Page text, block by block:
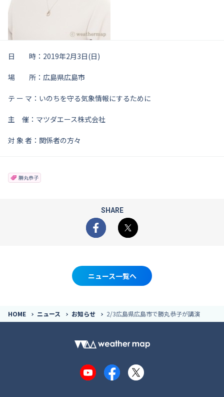
日 時：2019年2月3日(日)
場 所：広島県広島市
テ ー マ：いのちを守る気象情報にするために
主 催：マツダエース株式会社
対 象 者：関係者の方々
勝丸恭子
SHARE
Facebook
X
ニュース一覧へ
HOME ニュース お知らせ 2/3広島県広島市で勝丸恭子が講演
YouTubeFacebook
X